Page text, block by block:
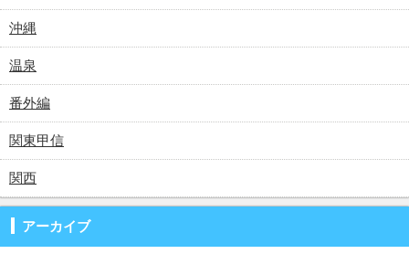
沖縄
温泉
番外編
関東甲信
関西
アーカイブ